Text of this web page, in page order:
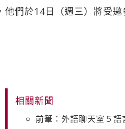
他們於14日（週三）將受邀
相關新聞
前筆：外語聊天室５語